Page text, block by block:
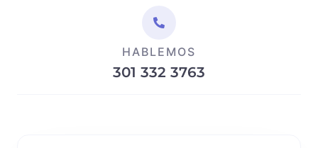
HABLEMOS
301 332 3763